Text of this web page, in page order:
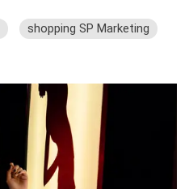
shopping SP Marketing